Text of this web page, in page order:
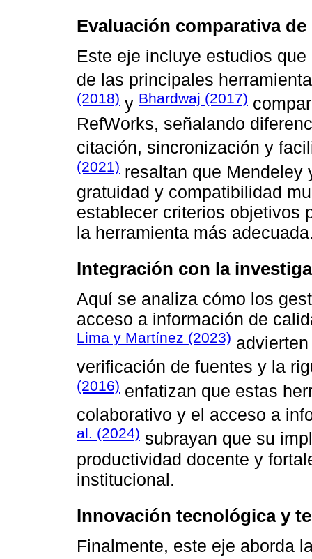
Evaluación comparativa
Este eje incluye estudios
de las principales
(2018) y Bhardwaj (2017)
RefWorks, señalando
citación, sincronización y
(2021) resaltan que Mendeley
gratuidad y compatibilidad
establecer criterios objetivos
la herramienta más
Integración con la
Aquí se analiza cómo los
acceso a información de
Lima y Martínez (2023)
verificación de fuentes y la
(2016) enfatizan que estas
colaborativo y el acceso a
al. (2024) subrayan que su
productividad docente y
institucional.
Innovación tecnológica y
Finalmente, este eje aborda